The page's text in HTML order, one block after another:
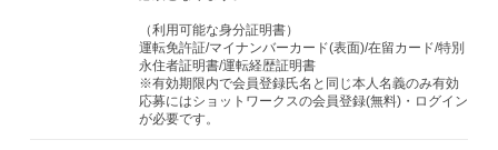
（利用可能な身分証明書）
運転免許証/マイナンバーカード(表面)/在留カード/特別
永住者証明書/運転経歴証明書
※有効期限内で会員登録氏名と同じ本人名義のみ有効
応募にはショットワークスの会員登録(無料)・ログイン
が必要です。